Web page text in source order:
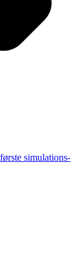
simulations-